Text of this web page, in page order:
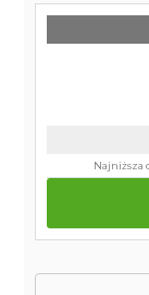
Najniższa